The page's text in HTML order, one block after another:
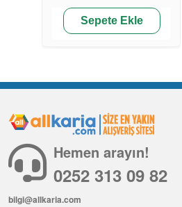
Sepete Ekle
Hemen arayın!
0252 313 09 82
bilgi@allkaria.com